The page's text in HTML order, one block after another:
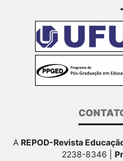
A REPOD-Revista
2238-8346 |